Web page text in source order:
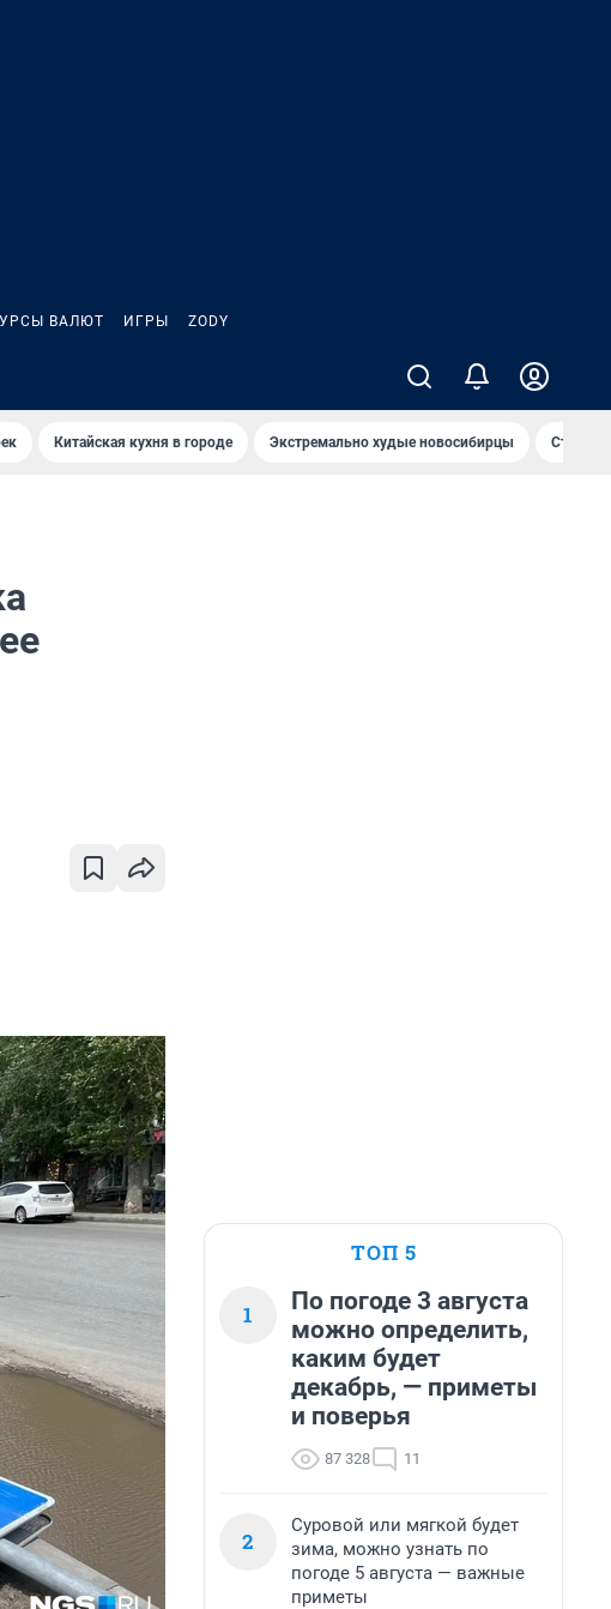
ВАЛЮТ ИГРЫ ZODY
Китайская кухня в городе Экстремально худые новосибирцы Старт
ТОП 5
1
По погоде 3 августа
можно определить,
каким будет
декабрь, — приметы
и поверья
87 328 11
2
Суровой или мягкой будет
зима, можно узнать по
погоде 5 августа — важные
приметы